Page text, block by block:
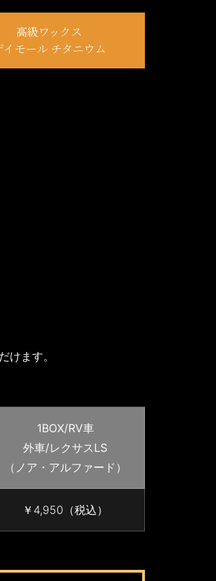
高級ワックス
イモール チタニウム
けます。
1BOX/RV車
外車/レクサスLS
（ノア・アルファード）
￥4,950（税込）